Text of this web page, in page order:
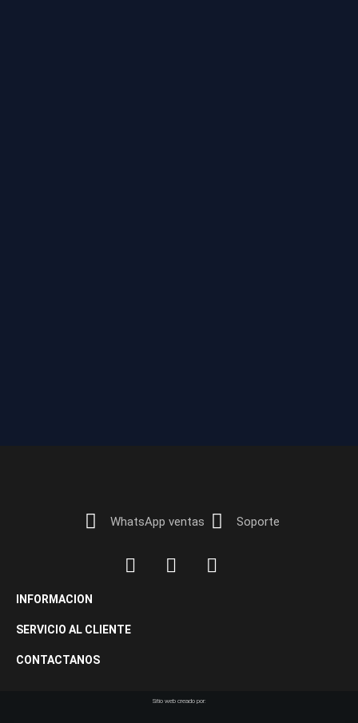
WhatsApp ventas Soporte
INFORMACION
SERVICIO AL CLIENTE
CONTACTANOS
Sitio web creado por: